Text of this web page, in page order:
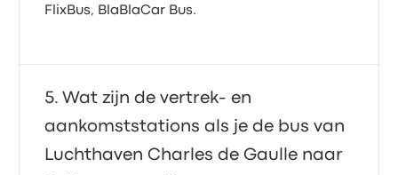
FlixBus, BlaBlaCar Bus.
Wat zijn de vertrek- en
aankomststations als je de bus van
Luchthaven Charles de Gaulle naar